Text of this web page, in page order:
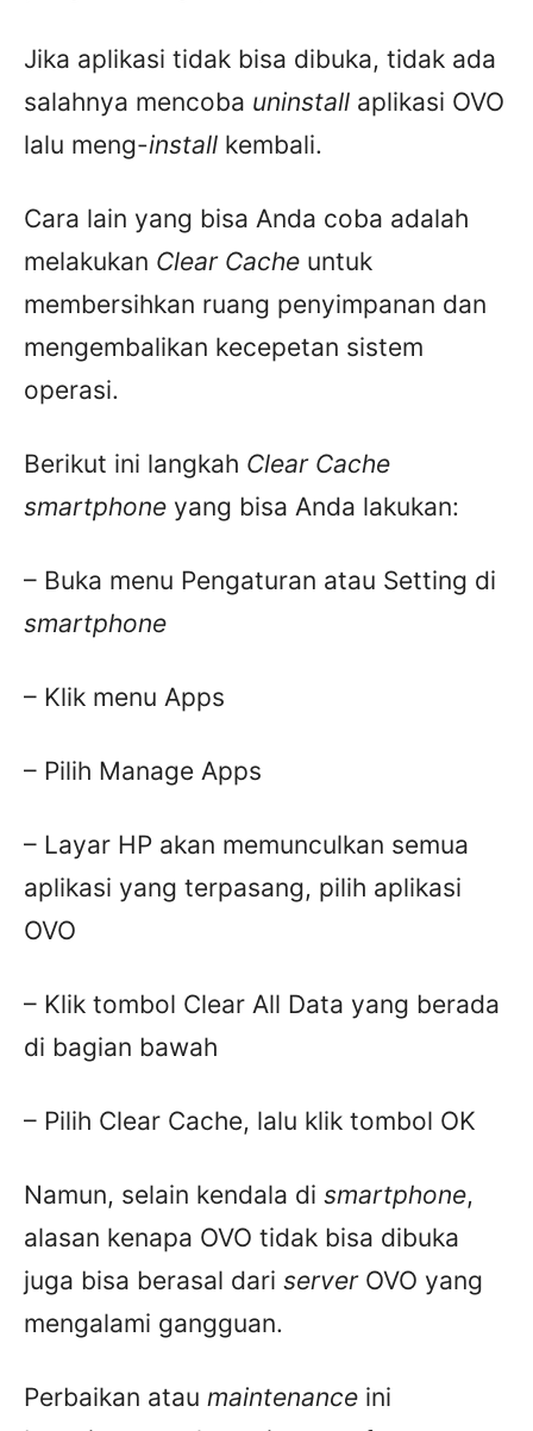
Jika aplikasi tidak bisa dibuka, tidak ada
salahnya mencoba uninstall aplikasi OVO
lalu meng-install kembali.
Cara lain yang bisa Anda coba adalah
melakukan Clear Cache untuk
membersihkan ruang penyimpanan dan
mengembalikan kecepetan sistem
operasi.
Berikut ini langkah Clear Cache
smartphone yang bisa Anda lakukan:
– Buka menu Pengaturan atau Setting di
smartphone
– Klik menu Apps
– Pilih Manage Apps
– Layar HP akan memunculkan semua
aplikasi yang terpasang, pilih aplikasi
OVO
– Klik tombol Clear All Data yang berada
di bagian bawah
– Pilih Clear Cache, lalu klik tombol OK
Namun, selain kendala di smartphone,
alasan kenapa OVO tidak bisa dibuka
juga bisa berasal dari server OVO yang
mengalami gangguan.
Perbaikan atau maintenance ini